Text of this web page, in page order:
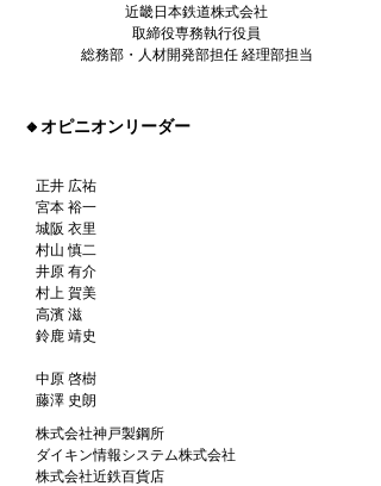
近畿日本鉄道株式会社
取締役専務執行役員
総務部・人材開発部担任 経理部担当
🔸オピニオンリーダー
正井 広祐
宮本 裕一
城阪 衣里
村山 慎二
井原 有介
村上 賀美
高濱 滋
鈴鹿 靖史
中原 啓樹
藤澤 史朗
株式会社神戸製鋼所
ダイキン情報システム株式会社
株式会社近鉄百貨店